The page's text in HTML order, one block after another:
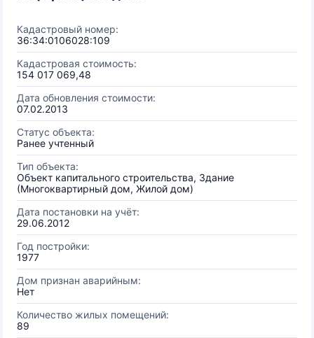
Кадастровый номер:
36:34:0106028:109
Кадастровая стоимость:
154 017 069,48
Дата обновления стоимости:
07.02.2013
Статус объекта:
Ранее учтенный
Тип объекта:
Объект капитального строительства, Здание
(Многоквартирный дом, Жилой дом)
Дата постановки на учёт:
29.06.2012
Год постройки:
1977
Дом признан аварийным:
Нет
Количество жилых помещений:
89